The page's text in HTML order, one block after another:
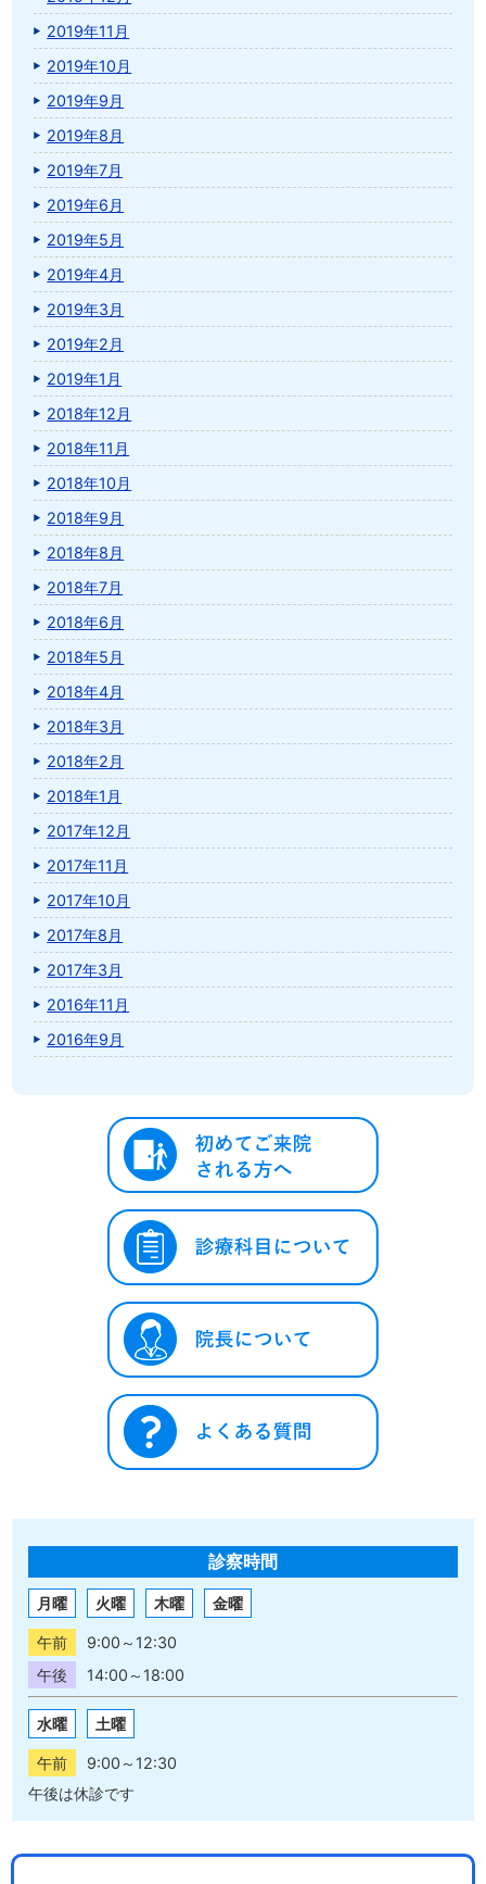
2019年11月
2019年10月
2019年9月
2019年8月
2019年7月
2019年6月
2019年5月
2019年4月
2019年3月
2019年2月
2019年1月
2018年12月
2018年11月
2018年10月
2018年9月
2018年8月
2018年7月
2018年6月
2018年5月
2018年4月
2018年3月
2018年2月
2018年1月
2017年12月
2017年11月
2017年10月
2017年8月
2017年3月
2016年11月
2016年9月
診察時間
月曜 火曜 木曜 金曜
午前
9:00～12:30
午後
14:00～18:00
水曜 土曜
午前
9:00～12:30
午後は休診です